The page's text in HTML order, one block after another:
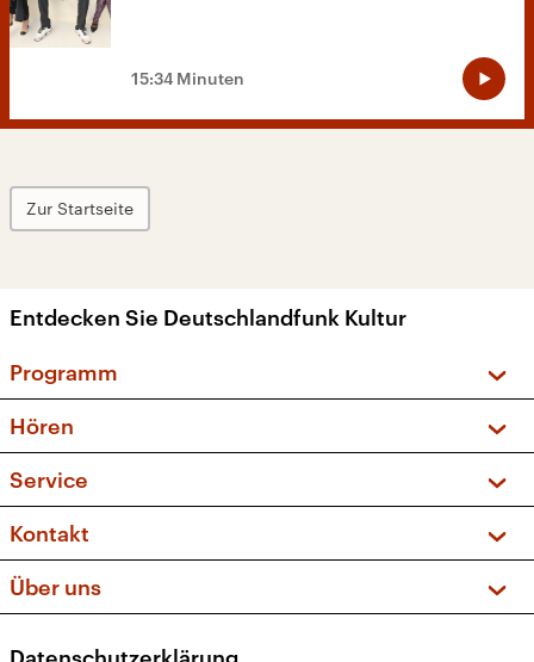
15:34 Minuten
Zur Startseite
Entdecken Sie Deutschlandfunk Kultur
Programm
Sendungen und Podcasts
Musikliste
Kakadu – Das Kinderprogramm
Hören
Frequenzen (UKW + DAB+)
Service
FAQ
Apps
Newsletter
Kontakt
Social Media
Über uns